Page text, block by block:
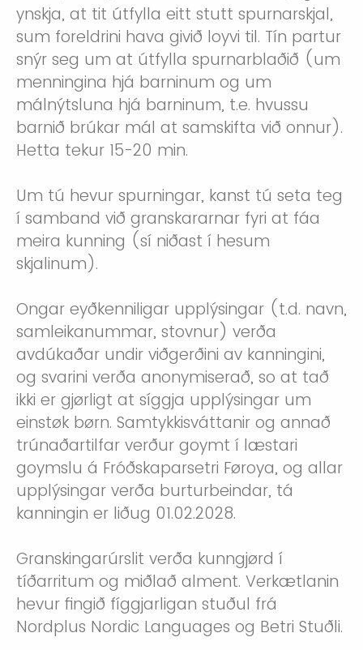
ynskja, at tit útfylla eitt stutt spurnarskjal,
sum foreldrini hava givið loyvi til. Tín partur
snýr seg um at útfylla spurnarblaðið (um
menningina hjá barninum og um
málnýtsluna hjá barninum, t.e. hvussu
barnið brúkar mál at samskifta við onnur).
Hetta tekur 15-20 min.
Um tú hevur spurningar, kanst tú seta teg
í samband við granskararnar fyri at fáa
meira kunning (sí niðast í hesum
skjalinum).
Ongar eyðkenniligar upplýsingar (t.d. navn,
samleikanummar, stovnur) verða
avdúkaðar undir viðgerðini av kanningini,
og svarini verða anonymiserað, so at tað
ikki er gjørligt at síggja upplýsingar um
einstøk børn. Samtykkisváttanir og annað
trúnaðartilfar verður goymt í læstari
goymslu á Fróðskaparsetri Føroya, og allar
upplýsingar verða burturbeindar, tá
kanningin er liðug 01.02.2028.
Granskingarúrslit verða kunngjørd í
tíðarritum og miðlað alment. Verkætlanin
hevur fingið fíggjarligan stuðul frá
Nordplus Nordic Languages og Betri Stuðli.